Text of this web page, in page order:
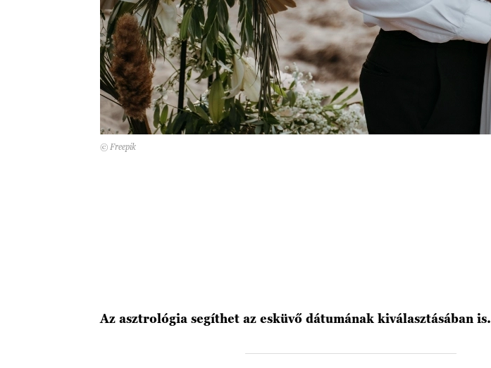
© Freepik
Az asztrológia segíthet az esküvő dátumának kiválasztásában is.